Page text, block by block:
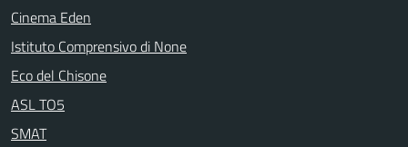
Cinema Eden
Istituto Comprensivo di None
Eco del Chisone
ASL TO5
SMAT